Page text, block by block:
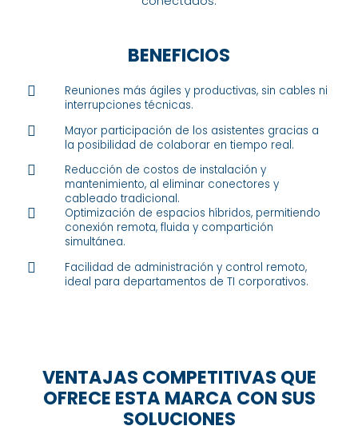
BENEFICIOS

Reuniones más ágiles y productivas, sin cables ni
interrupciones técnicas.

Mayor participación de los asistentes gracias a
la posibilidad de colaborar en tiempo real.

Reducción de costos de instalación y
mantenimiento, al eliminar conectores y
cableado tradicional.

Optimización de espacios híbridos, permitiendo
conexión remota, fluida y compartición
simultánea.

Facilidad de administración y control remoto,
ideal para departamentos de TI corporativos.
VENTAJAS COMPETITIVAS QUE
OFRECE ESTA MARCA CON SUS
SOLUCIONES